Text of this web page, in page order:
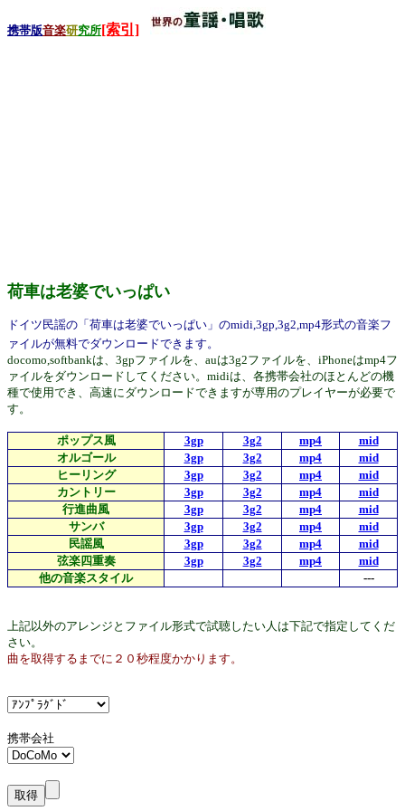
携帯版音楽研究所[索引]
荷車は老婆でいっぱい
ドイツ民謡の「荷車は老婆でいっぱい」のmidi,3gp,3g2,mp4形式の音楽フ
ァイルが無料でダウンロードできます。
docomo,softbankは、3gpファイルを、auは3g2ファイルを、iPhoneはmp4フ
ァイルをダウンロードしてください。midiは、各携帯会社のほとんどの機
種で使用でき、高速にダウンロードできますが専用のプレイヤーが必要で
す。
ポップス風 3gp 3g2 mp4
mid
オルゴール
3gp 3g2 mp4
mid
ヒーリング
3gp 3g2 mp4
mid
カントリー
3gp 3g2 mp4
mid
行進曲風
3gp 3g2 mp4
mid
サンバ
3gp 3g2 mp4
mid
民謡風
3gp 3g2 mp4
mid
弦楽四重奏
3gp 3g2 mp4
mid
他の音楽スタイル
---
上記以外のアレンジとファイル形式で試聴したい人は下記で指定してくだ
さい。
曲を取得するまでに２０秒程度かかります。
携帯会社